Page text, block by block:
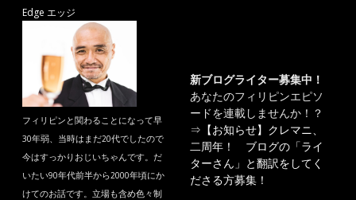
Edge エッジ
フィリピンと関わることになって早
30年弱、当時はまだ20代でしたので
今はすっかりおじいちゃんです。だ
いたい90年代前半から2000年頃にか
けてのお話です。立場も含め色々制
新ブログライター募集中！
あなたのフィリピンエピソ
ードを連載しませんか！？
⇒ 【お知らせ】クレマニ、
二周年！ ブログの「ライ
ターさん」と翻訳をしてく
ださる方募集！